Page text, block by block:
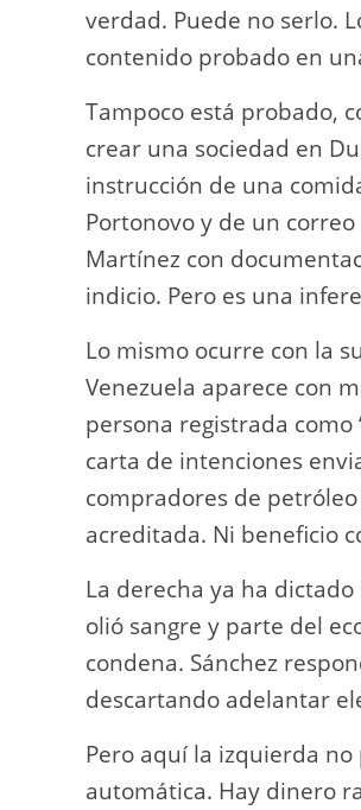
verdad. Puede no serlo.
contenido probado en
Tampoco está probado,
crear una sociedad en
instrucción de una
Portonovo y de un
Martínez con
indicio. Pero es una
Lo mismo ocurre con la
Venezuela aparece con
persona registrada como
carta de intenciones
compradores de
acreditada. Ni beneficio
La derecha ya ha
olió sangre y parte del
condena. Sánchez
descartando adelantar
Pero aquí la izquierda
automática. Hay dinero